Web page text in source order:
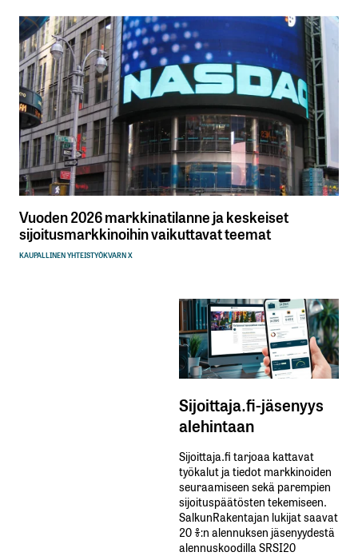
Vuoden 2026 markkinatilanne ja keskeiset
sijoitusmarkkinoihin vaikuttavat teemat
KAUPALLINEN YHTEISTYÖKVARN X
Sijoittaja.fi-jäsenyys
alehintaan
Sijoittaja.fi tarjoaa kattavat
työkalut ja tiedot markkinoiden
seuraamiseen sekä parempien
sijoituspäätösten tekemiseen.
SalkunRakentajan lukijat saavat
20 %:n alennuksen jäsenyydestä
alennuskoodilla SRSI20